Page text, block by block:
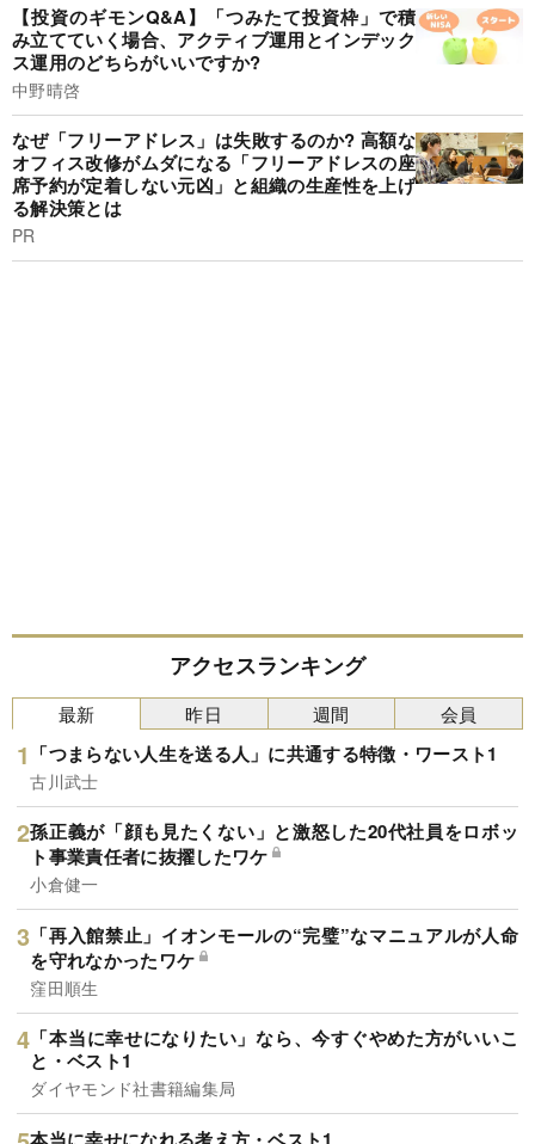
【投資のギモンQ&A】「つみたて投資枠」で積
み立てていく場合、アクティブ運用とインデック
ス運用のどちらがいいですか?
中野晴啓
なぜ「フリーアドレス」は失敗するのか? 高額な
オフィス改修がムダになる「フリーアドレスの座
席予約が定着しない元凶」と組織の生産性を上げ
る解決策とは
PR
アクセスランキング
最新
「つまらない人生を送る人」に共通する特徴・ワースト1
古川武士
孫正義が「顔も見たくない」と激怒した20代社員をロボッ
ト事業責任者に抜擢したワケ
小倉健一
「再入館禁止」イオンモールの“完璧”なマニュアルが人命
を守れなかったワケ
窪田順生
「本当に幸せになりたい」なら、今すぐやめた方がいいこ
と・ベスト1
ダイヤモンド社書籍編集局
昨日 週間 会員